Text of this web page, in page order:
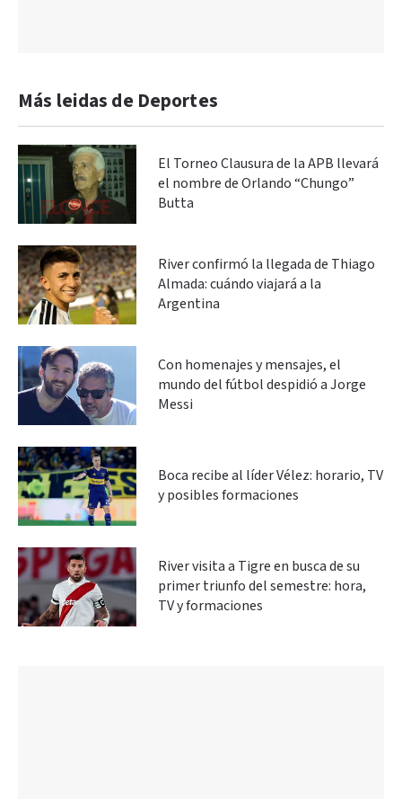
Más leidas de Deportes
El Torneo Clausura de la APB llevará
el nombre de Orlando “Chungo”
Butta
River confirmó la llegada de Thiago
Almada: cuándo viajará a la
Argentina
Con homenajes y mensajes, el
mundo del fútbol despidió a Jorge
Messi
Boca recibe al líder Vélez: horario, TV
y posibles formaciones
River visita a Tigre en busca de su
primer triunfo del semestre: hora,
TV y formaciones